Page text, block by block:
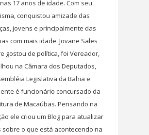
17 anos de idade. Com seu
conquistou amizade das
jovens e principalmente das
com mais idade. Jovane Sales
gostou de política, foi Vereador,
na Câmara dos Deputados,
Legislativa da Bahia e
é funcionário concursado da
de Macaúbas. Pensando na
ele criou um Blog para atualizar
sobre o que está acontecendo na